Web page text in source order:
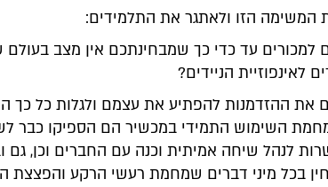
המשימה הזו ולאתגר את התלמידים:
עד כדי כך שמבחינתכם אין מצב בעולם
לאינפוזיית הניידים?
את ההזדמנות להפתיע את עצמם ולגלות כל כך
השימוש התמידי במכשיר הם הספיקו כבר
לנהל שיחה אמיתית וכנה עם החברים וכן, גם
בכל מיני דברים שמחמת רעשי הרקע והפצצת